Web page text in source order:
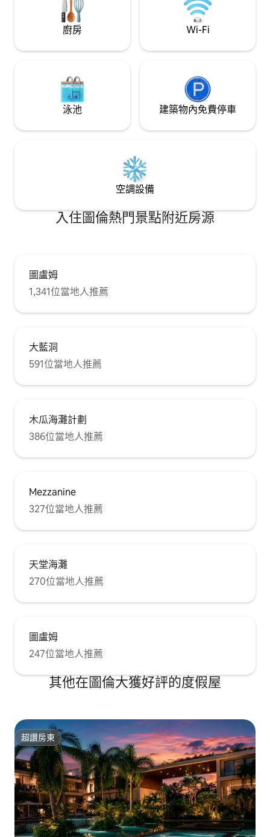
泳池，兩個泳池都提供出色的叢林景觀–真
正像沉浸在叢林的中心！ 這是尋找難忘浪
漫假期的冒險朋友、家庭、情侶或蜜月旅
行者的完美門戶。 整個空間完全獨立，僅
供你和房客使用。 在兩個隱密的泳池中任
圖盧姆全年不落的明媚陽光。 享受無與倫
比的舒適與永續生活 兩間臥室均配有豪
華、寬敞的加大雙人床，讓您享受寧靜的
夜晚和早晨。 兩間全套衛浴非常令人愉
悅，窗戶可欣賞壯麗的叢林景觀，提升淋
浴體驗。 享受我們的免費有機白茶和生薑
複使用的瓶子，以減少塑膠浪費–邁向更綠
色地球的一小步。 不用擔心隱私；這些窗
麗的陽光明媚的天氣，客廳有一台 55 吋的
全高清智慧電視，配有 Netflix 和您最喜愛
的應用程式，可供您登入和串流節目和電
影。 或者，聚在一起，玩我們精選的經典
以輕鬆使用全套廚房用具、工具和電器，
從快速小吃到美食都可以。 為了方便您使
用，您可以隨意使用我們的洗衣機和烘乾
機清洗任何髒衣服或濕毛巾。
廚房 Wi-Fi
泳池 建築物內免費停車
空調設備
入住圖倫熱門景點附近房源
圖盧姆
1,341位當地人推薦
大藍洞
591位當地人推薦
木瓜海灘計劃
386位當地人推薦
Mezzanine
327位當地人推薦
天堂海灘
270位當地人推薦
圖盧姆
247位當地人推薦
其他在圖倫大獲好評的度假屋
超讚房東
超讚房東